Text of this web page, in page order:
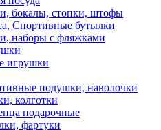
бокалы, стопки, штофы
Спортивные бутылки
наборы с фляжками
игрушки
подушки, наволочки
колготки
подарочные
фартуки